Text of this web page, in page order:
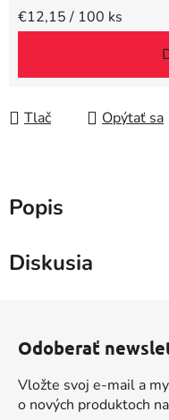
Jednotková cena:
€12,15 / 100 ks
Tlač Opýtať sa
Popis
Diskusia
Odoberať
Vložte svoj e-mail a
o nových produktoch